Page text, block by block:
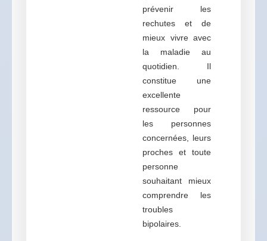
prévenir les
rechutes et de
mieux vivre avec
la maladie au
quotidien. Il
constitue une
excellente
ressource pour
les personnes
concernées, leurs
proches et toute
personne
souhaitant mieux
comprendre les
troubles
bipolaires.